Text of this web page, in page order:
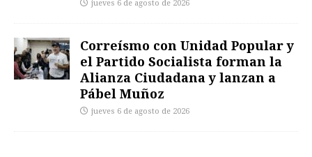
jueves 6 de agosto de 2026
Correísmo con Unidad Popular y
el Partido Socialista forman la
Alianza Ciudadana y lanzan a
Pábel Muñoz
jueves 6 de agosto de 2026